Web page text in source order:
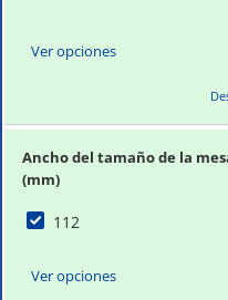
Ver opciones
Ancho del tamaño de la
(mm)
112
Ver opciones